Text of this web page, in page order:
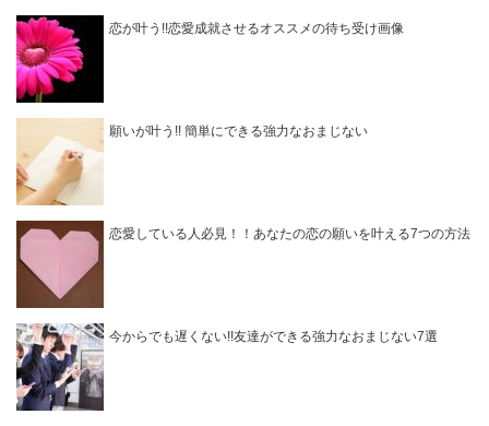
恋が叶う!!恋愛成就させるオススメの待ち受け画像
願いが叶う!! 簡単にできる強力なおまじない
恋愛している人必見！！あなたの恋の願いを叶える7つの方法
今からでも遅くない!!友達ができる強力なおまじない7選